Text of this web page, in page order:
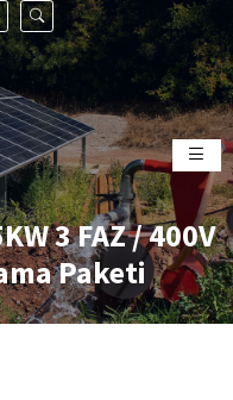
3 FAZ / 400V
Paketi